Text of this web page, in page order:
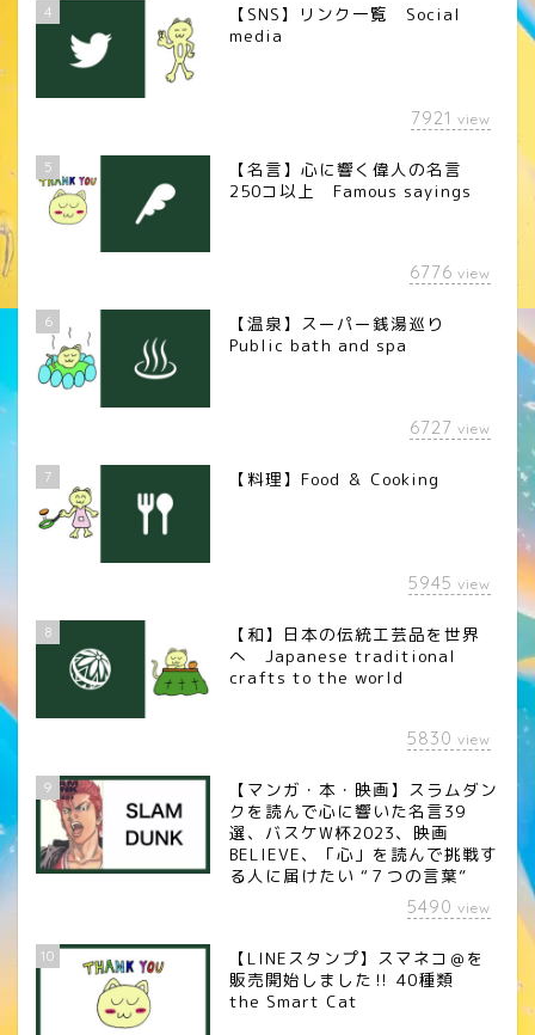
4
【SNS】リンク一覧 Social
media
7921 view
5
【名言】心に響く偉人の名言
250コ以上 Famous sayings
6776 view
6
【温泉】スーパー銭湯巡り
Public bath and spa
6727 view
7 【料理】Food ＆ Cooking
5945 view
8
【和】日本の伝統工芸品を世界
へ Japanese traditional
crafts to the world
5830 view
9
【マンガ・本・映画】スラムダン
クを読んで心に響いた名言39
選、バスケW杯2023、映画
BELIEVE、「心」を読んで挑戦す
る人に届けたい “７つの言葉”
5490 view
10
【LINEスタンプ】スマネコ＠を
販売開始しました‼︎ 40種類
the Smart Cat